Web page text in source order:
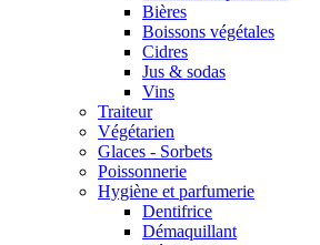
Bières
Boissons végétales
Cidres
Jus & sodas
Vins
Traiteur
Végétarien
Glaces - Sorbets
Poissonnerie
Hygiène et parfumerie
Dentifrice
Démaquillant